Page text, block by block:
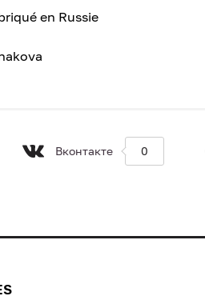
en Russie
Вконтакте 0